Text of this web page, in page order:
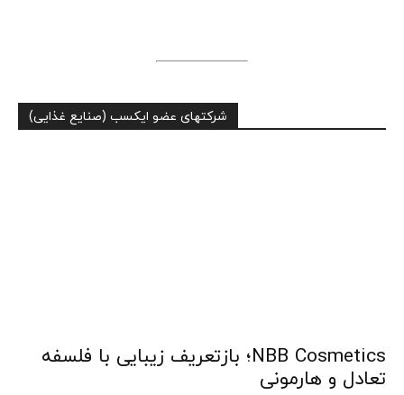
شرکتهای عضو ایکسب (صنایع غذایی)
NBB Cosmetics؛ بازتعریف زیبایی با فلسفه
تعادل و هارمونی